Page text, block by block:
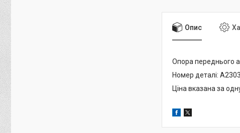
Опис
Опора переднього
Номер деталі:
Ціна вказана за